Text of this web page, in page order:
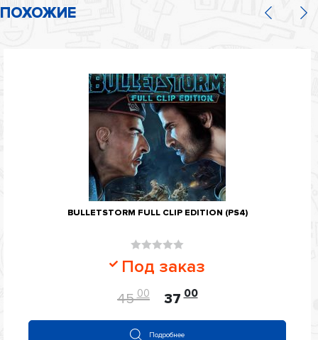
ПОХОЖИЕ
BULLETSTORM FULL CLIP EDITION (PS4)
Оценка
0
из
5
Под заказ
45 00 37 00
Подробнее